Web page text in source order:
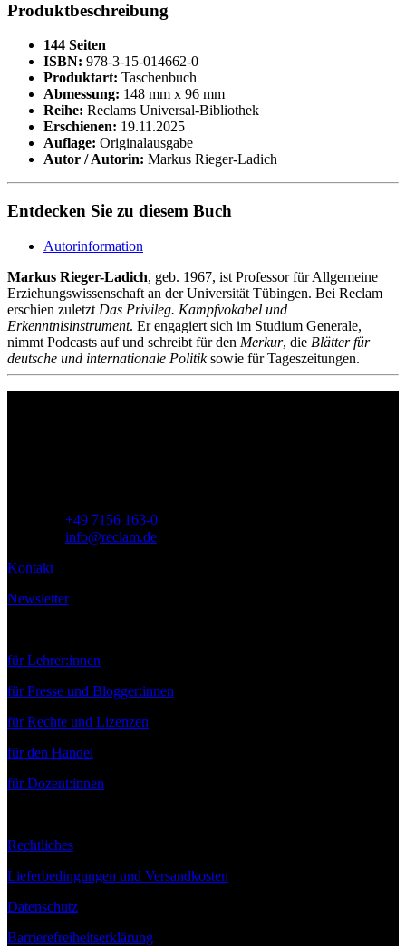
Produktbeschreibung
144 Seiten
ISBN: 978-3-15-014662-0
Produktart: Taschenbuch
Abmessung: 148 mm x 96 mm
Reihe: Reclams Universal-Bibliothek
Erschienen: 19.11.2025
Auflage: Originalausgabe
Autor / Autorin: Markus Rieger-Ladich
Entdecken Sie zu diesem Buch
Autorinformation
Markus Rieger-Ladich, geb. 1967, ist Professor für Allgemeine
Erziehungswissenschaft an der Universität Tübingen. Bei Reclam
erschien zuletzt Das Privileg. Kampfvokabel und
Erkenntnisinstrument. Er engagiert sich im Studium Generale,
nimmt Podcasts auf und schreibt für den Merkur, die Blätter für
deutsche und internationale Politiksowie für Tageszeitungen.
+49 7156 163-0
info@reclam.de
Kontakt
Newsletter
für Lehrer:innen
für Presse und Blogger:innen
für Rechte und Lizenzen
für den Handel
für Dozent:innen
Rechtliches
Lieferbedingungen und Versandkosten
Datenschutz
Barrierefreiheitserklärung